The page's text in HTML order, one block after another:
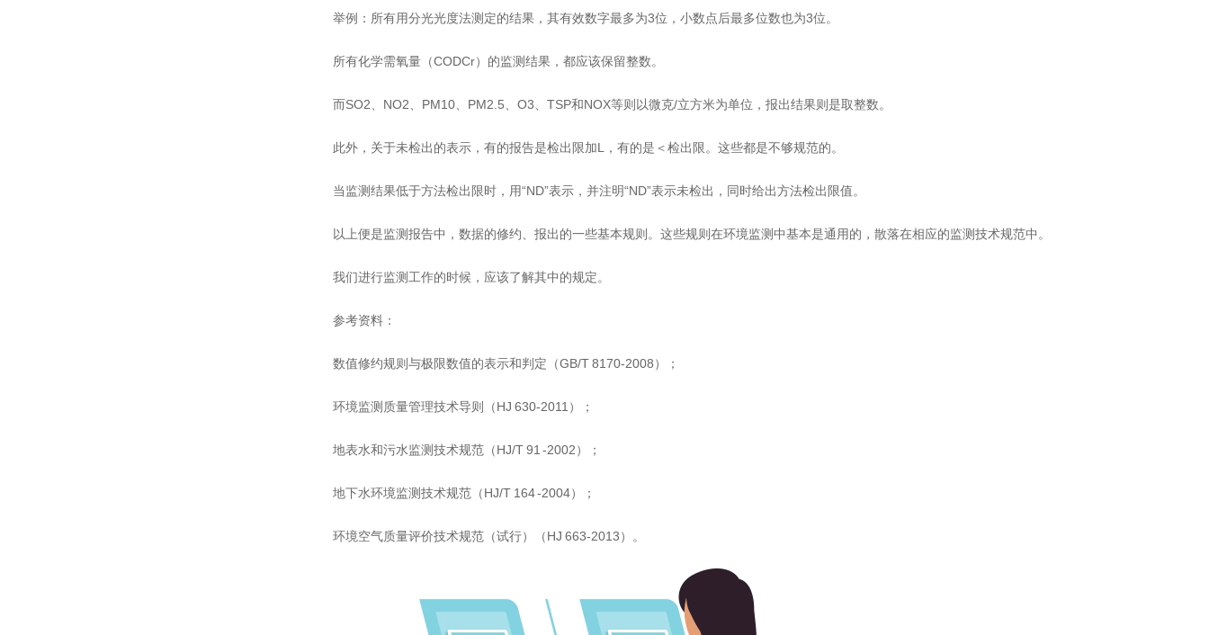
举例：所有用分光光度法测定的结果，其有效数字最多为3位，小数点后最多位数也为3位。
所有化学需氧量（CODCr）的监测结果，都应该保留整数。
而SO2、NO2、PM10、PM2.5、O3、TSP和NOX等则以微克/立方米为单位，报出结果则是取整数。
此外，关于未检出的表示，有的报告是检出限加L，有的是＜检出限。这些都是不够规范的。
当监测结果低于方法检出限时，用“ND”表示，并注明“ND”表示未检出，同时给出方法检出限值。
以上便是监测报告中，数据的修约、报出的一些基本规则。这些规则在环境监测中基本是通用的，散落在相应的监测技术规范中。
我们进行监测工作的时候，应该了解其中的规定。
参考资料：
数值修约规则与极限数值的表示和判定（GB/T 8170-2008）；
环境监测质量管理技术导则（HJ 630-2011）；
地表水和污水监测技术规范（HJ/T 91 -2002）；
地下水环境监测技术规范（HJ/T 164 -2004）；
环境空气质量评价技术规范（试行）（HJ 663-2013）。